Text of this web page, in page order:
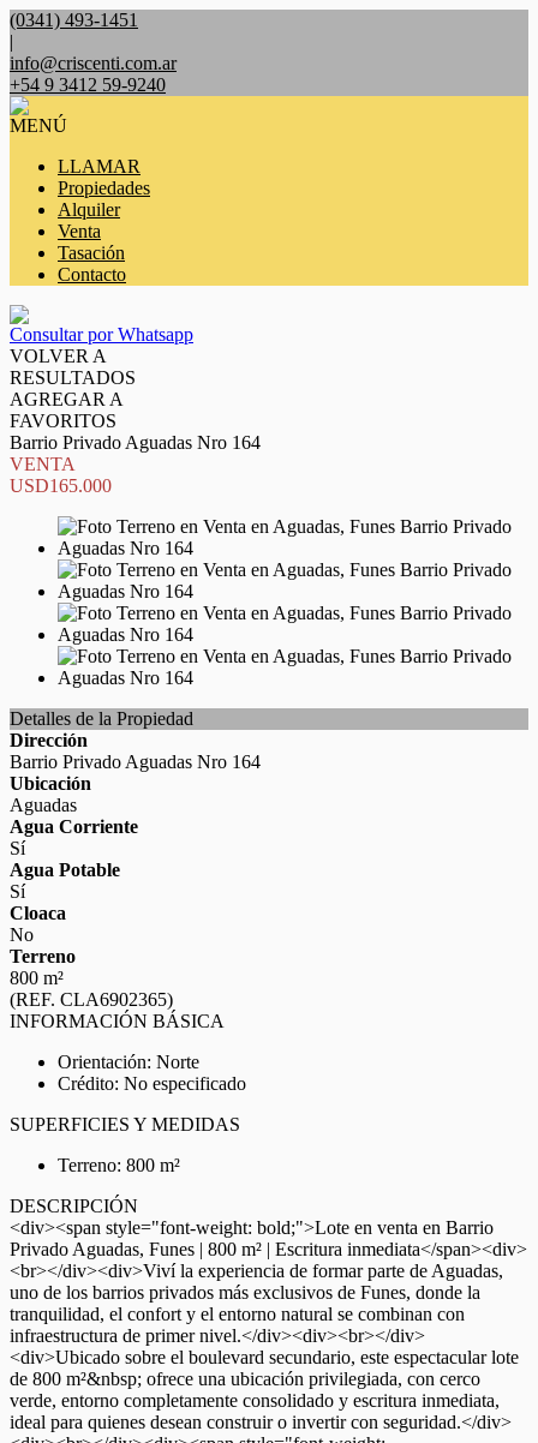
(0341) 493-1451
|
info@criscenti.com.ar
+54 9 3412 59-9240
MENÚ
LLAMAR
Propiedades
Alquiler
Venta
Tasación
Contacto
Consultar por Whatsapp
VOLVER A
RESULTADOS
AGREGAR A
FAVORITOS
Barrio Privado Aguadas Nro 164
VENTA
USD165.000
Detalles de la Propiedad
Dirección
Barrio Privado Aguadas Nro 164
Ubicación
Aguadas
Agua Corriente
Sí
Agua Potable
Sí
Cloaca
No
Terreno
800 m²
(REF. CLA6902365)
INFORMACIÓN BÁSICA
Orientación: Norte
Crédito: No especificado
SUPERFICIES Y MEDIDAS
Terreno: 800 m²
DESCRIPCIÓN
<div><span style="font-weight: bold;">Lote en venta en Barrio
Privado Aguadas, Funes | 800 m² | Escritura inmediata</span><div>
<br></div><div>Viví la experiencia de formar parte de Aguadas,
uno de los barrios privados más exclusivos de Funes, donde la
tranquilidad, el confort y el entorno natural se combinan con
infraestructura de primer nivel.</div><div><br></div>
<div>Ubicado sobre el boulevard secundario, este espectacular lote
de 800 m²&nbsp; ofrece una ubicación privilegiada, con cerco
verde, entorno completamente consolidado y escritura inmediata,
ideal para quienes desean construir o invertir con seguridad.</div>